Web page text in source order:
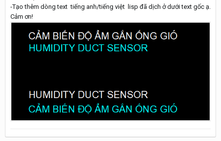
-Tạo thêm dòng text tiếng anh/tiếng việt lisp đã dịch ở dưới text gốc ạ.
Cảm ơn!